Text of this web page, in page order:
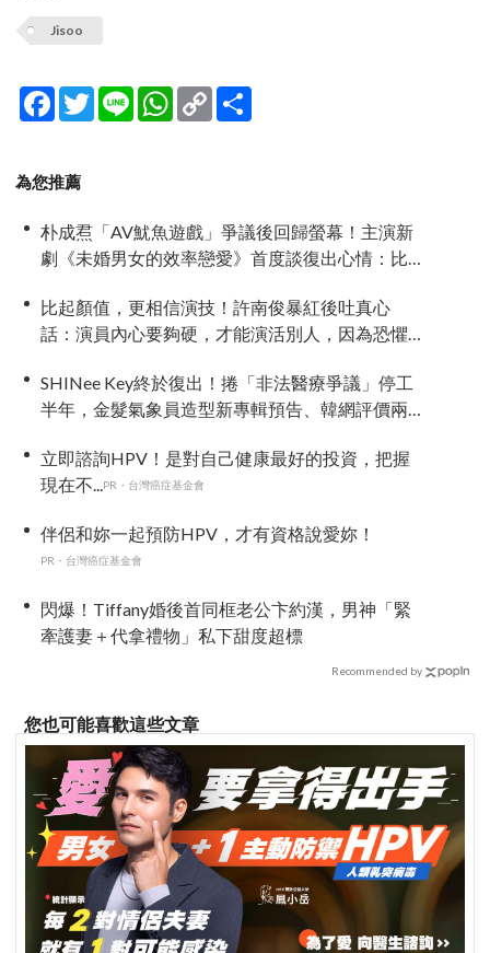
Jisoo
Facebook
TwitterLine WhatsApp
Copy
Link
為您推薦
朴成焄「AV魷魚遊戲」爭議後回歸螢幕！主演新
劇《未婚男女的效率戀愛》首度談復出心情：比
比起顏值，更相信演技！許南俊暴紅後吐真心
話：演員內心要夠硬，才能演活別人，因為恐懼
SHINee Key終於復出！捲「非法醫療爭議」停工
半年，金髮氣象員造型新專輯預告、韓網評價兩
立即諮詢HPV！是對自己健康最好的投資，把握
現在不...
PR・台灣癌症基金會
伴侶和妳一起預防HPV，才有資格說愛妳！
PR・台灣癌症基金會
閃爆！Tiffany婚後首同框老公卞約漢，男神「緊
牽護妻＋代拿禮物」私下甜度超標
Recommended by
您也可能喜歡這些文章